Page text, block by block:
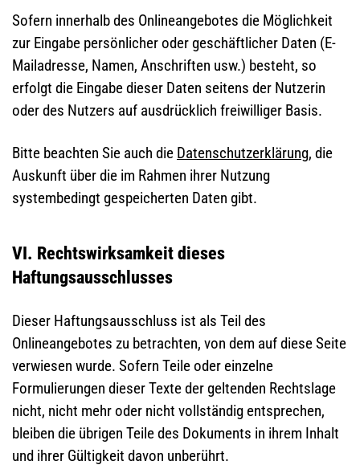
Sofern innerhalb des Onlineangebotes die Möglichkeit
zur Eingabe persönlicher oder geschäftlicher Daten (E-
Mailadresse, Namen, Anschriften usw.) besteht, so
erfolgt die Eingabe dieser Daten seitens der Nutzerin
oder des Nutzers auf ausdrücklich freiwilliger Basis.
Bitte beachten Sie auch die Datenschutzerklärung, die
Auskunft über die im Rahmen ihrer Nutzung
systembedingt gespeicherten Daten gibt.
VI. Rechtswirksamkeit dieses
Haftungsausschlusses
Dieser Haftungsausschluss ist als Teil des
Onlineangebotes zu betrachten, von dem auf diese Seite
verwiesen wurde. Sofern Teile oder einzelne
Formulierungen dieser Texte der geltenden Rechtslage
nicht, nicht mehr oder nicht vollständig entsprechen,
bleiben die übrigen Teile des Dokuments in ihrem Inhalt
und ihrer Gültigkeit davon unberührt.